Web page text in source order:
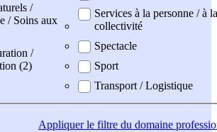
/
/ Soins aux
/
(2)
Services à la personne / à la
collectivité
Spectacle
Sport
Transport / Logistique
Appliquerle filtre du domaine